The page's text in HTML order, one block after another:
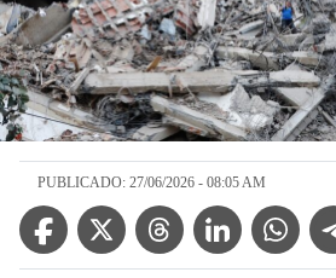
PUBLICADO: 27/06/2026 - 08:05 AM
Facebook IconTwitter IconThreads IconLinkedin Icon
WhatsApp